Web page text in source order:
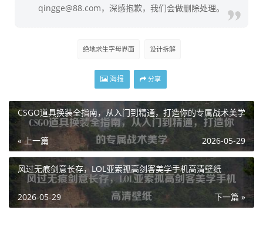
qingge@88.com，深感抱歉，我们会做删除处理。
绝地求生字母界面 设计拆解
海报 分享
CSGO道具换装全指南，从入门到精通，打造你的专属战术美学
« 上一篇 2026-05-29
风过无痕剑意长存，LOL亚索孤高剑客美学手机高清壁纸
下一篇 »
2026-05-29